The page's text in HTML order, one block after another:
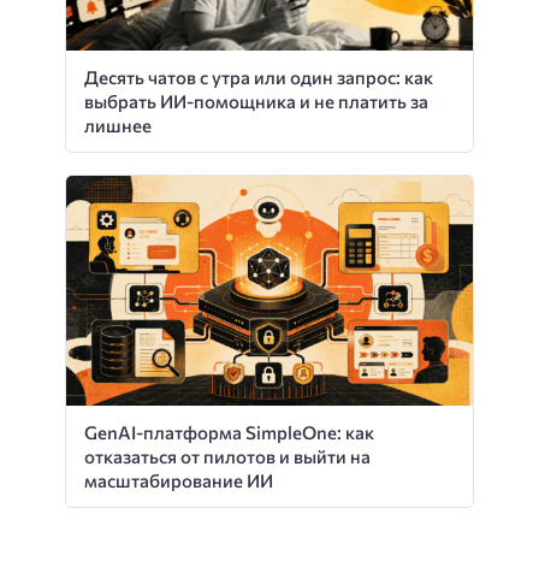
Десять чатов с утра или один запрос: как
выбрать ИИ-помощника и не платить за
лишнее
GenAI-платформа SimpleOne: как
отказаться от пилотов и выйти на
масштабирование ИИ